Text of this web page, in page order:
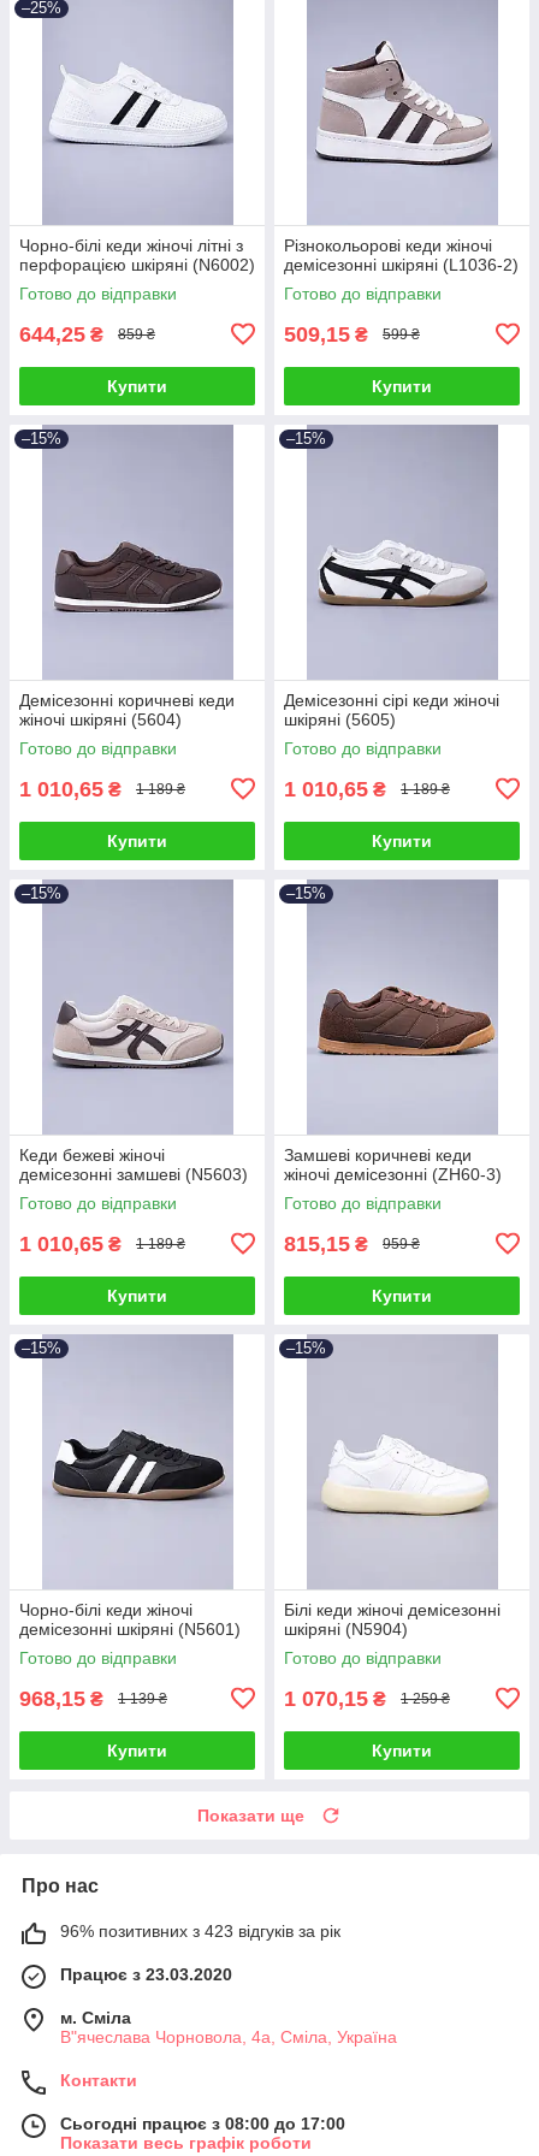
–25%
Чорно-білі кеди жіночі літні з
перфорацією шкіряні (N6002)
Готово до відправки
644,25 ₴ 859 ₴
Купити
Різнокольорові кеди жіночі
демісезонні шкіряні (L1036-2)
Готово до відправки
509,15 ₴ 599 ₴
Купити
–15%
Демісезонні коричневі кеди
жіночі шкіряні (5604)
Готово до відправки
1 010,65 ₴ 1 189 ₴
Купити
–15%
Демісезонні сірі кеди жіночі
шкіряні (5605)
Готово до відправки
1 010,65 ₴ 1 189 ₴
Купити
–15%
Кеди бежеві жіночі
демісезонні замшеві (N5603)
Готово до відправки
1 010,65 ₴ 1 189 ₴
Купити
–15%
Замшеві коричневі кеди
жіночі демісезонні (ZH60-3)
Готово до відправки
815,15 ₴ 959 ₴
Купити
–15%
Чорно-білі кеди жіночі
демісезонні шкіряні (N5601)
Готово до відправки
968,15 ₴ 1 139 ₴
Купити
–15%
Білі кеди жіночі демісезонні
шкіряні (N5904)
Готово до відправки
1 070,15 ₴ 1 259 ₴
Купити
Показати ще
Про нас
96% позитивних з 423 відгуків за рік
Працює з 23.03.2020
м. Сміла
В"ячеслава Чорновола, 4а, Сміла, Україна
Контакти
Сьогодні працює з 08:00 до 17:00
Показати весь графік роботи